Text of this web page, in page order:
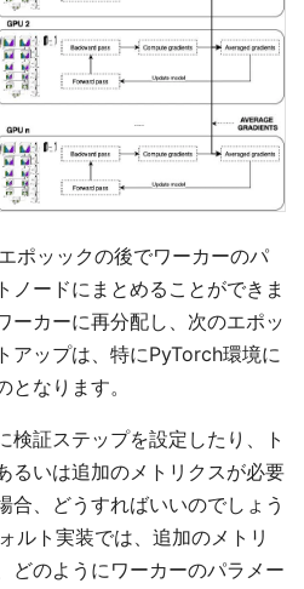
ポッックの後でワーカーのパ
ノードにまとめることができま
ーカーに再分配し、次のエポッ
アップは、特にPyTorch環境に
なります。
検証ステップを設定したり、ト
るいは追加のメトリクスが必要
合、どうすればいいのでしょう
ルト実装では、追加のメトリ
どのようにワーカーのパラメー